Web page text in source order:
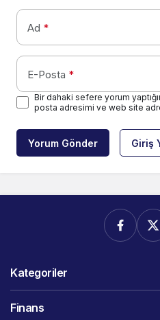
Ad *
E-Posta *
Bir dahaki sefere yorum
posta adresimi ve web site
Yorum Gönder Giriş
Kategoriler
Finans